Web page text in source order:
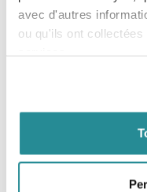
avec d'autres
ou qu'ils ont